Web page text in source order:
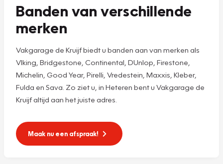
Banden van verschillende
merken
Vakgarage de Kruijf biedt u banden aan van merken als
VIking, Bridgestone, Continental, DUnlop, Firestone,
Michelin, Good Year, Pirelli, Vredestein, Maxxis, Kleber,
Fulda en Sava. Zo ziet u, in Heteren bent u Vakgarage de
Kruijf altijd aan het juiste adres.
Maak nu een afspraak!